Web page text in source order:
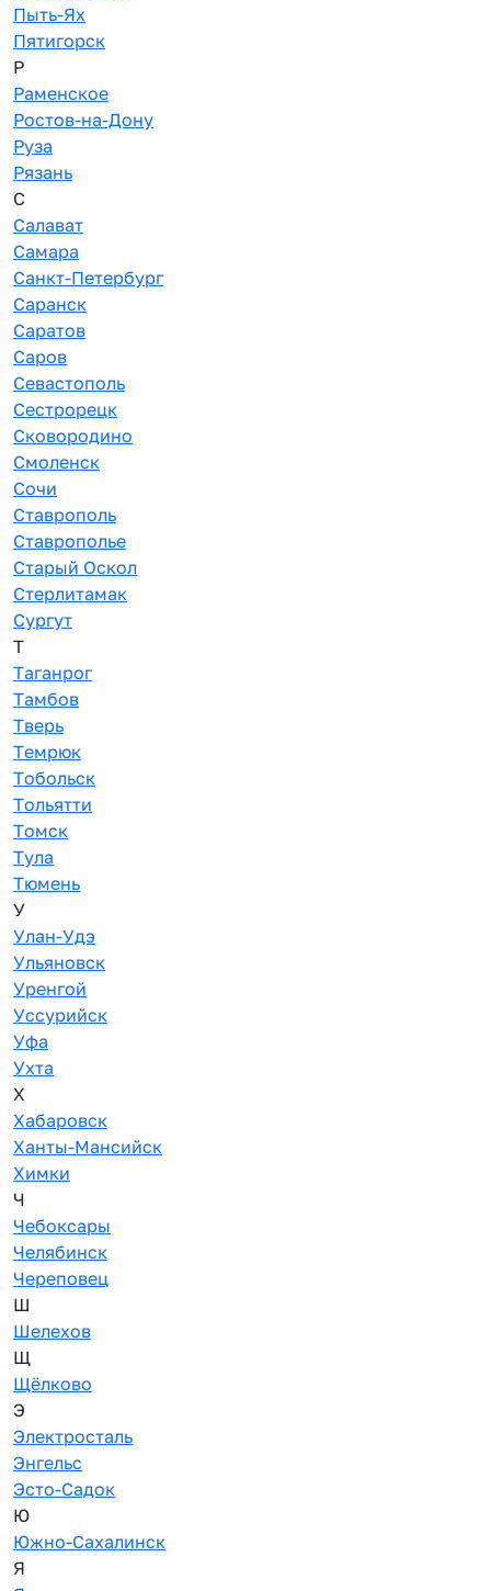
Пыть-Ях
Пятигорск
Р
Раменское
Ростов-на-Дону
Руза
Рязань
С
Салават
Самара
Санкт-Петербург
Саранск
Саратов
Саров
Севастополь
Сестрорецк
Сковородино
Смоленск
Сочи
Ставрополь
Ставрополье
Старый Оскол
Стерлитамак
Сургут
Т
Таганрог
Тамбов
Тверь
Темрюк
Тобольск
Тольятти
Томск
Тула
Тюмень
У
Улан-Удэ
Ульяновск
Уренгой
Уссурийск
Уфа
Ухта
Х
Хабаровск
Ханты-Мансийск
Химки
Ч
Чебоксары
Челябинск
Череповец
Ш
Шелехов
Щ
Щёлково
Э
Электросталь
Энгельс
Эсто-Садок
Ю
Южно-Сахалинск
Я